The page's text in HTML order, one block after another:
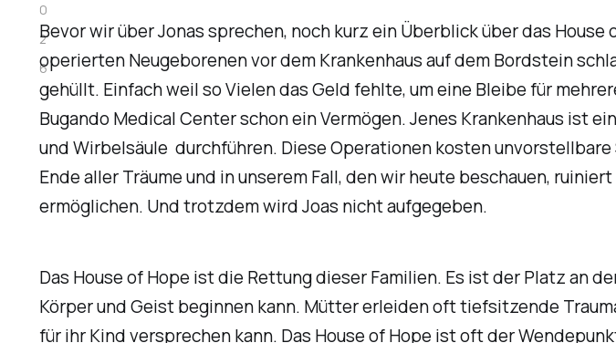
Bevor wir über Jonas sprechen, noch kurz ein Überblick über das
operierten Neugeborenen vor dem Krankenhaus auf dem Bordstein
gehüllt. Einfach weil so Vielen das Geld fehlte, um eine Bleibe für
Bugando Medical Center schon ein Vermögen. Jenes Krankenhaus ist
und Wirbelsäule durchführen. Diese Operationen kosten
Ende aller Träume und in unserem Fall, den wir heute beschauen,
ermöglichen. Und trotzdem wird Joas nicht aufgegeben.
Das House of Hope ist die Rettung dieser Familien. Es ist der Platz an
Körper und Geist beginnen kann. Mütter erleiden oft tiefsitzende
für ihr Kind versprechen kann. Das House of Hope ist oft der
0
2
6